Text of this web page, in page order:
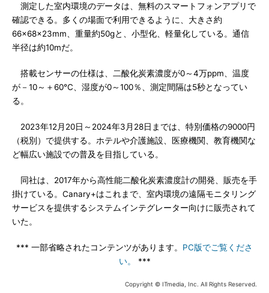
測定した室内環境のデータは、無料のスマートフォンアプリで
確認できる。多くの場面で利用できるように、大きさ約
66×68×23mm、重量約50gと、小型化、軽量化している。通信
半径は約10mだ。
搭載センサーの仕様は、二酸化炭素濃度が0～4万ppm、温度
が－10～＋60℃、湿度が0～100％、測定間隔は5秒となってい
る。
2023年12月20日～2024年3月28日までは、特別価格の9000円
（税別）で提供する。ホテルや介護施設、医療機関、教育機関な
ど幅広い施設での普及を目指している。
同社は、2017年から高性能二酸化炭素濃度計の開発、販売を手
掛けている。Canary+はこれまで、室内環境の遠隔モニタリング
サービスを提供するシステムインテグレーター向けに販売されて
いた。
*** 一部省略されたコンテンツがあります。 PC版でご覧くださ
い。
***
Copyright © ITmedia, Inc. All Rights Reserved.